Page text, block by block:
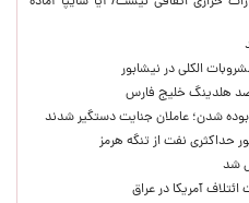
شدن؛ عاملان جنایت دستگیر شدند
حداکثری نفت از تنگه هرمز
شد
ائتلاف آمریکا در عراق